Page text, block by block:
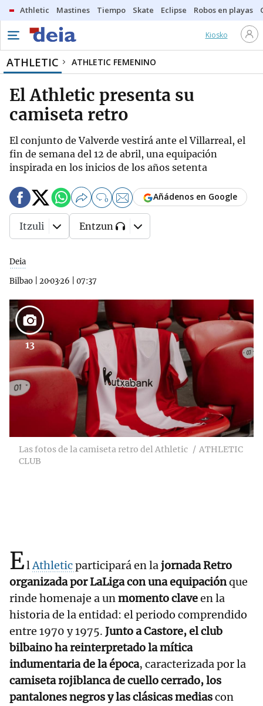
Athletic Mastines Tiempo Skate Eclipse Robos en playas
Kiosko
ATHLETIC ATHLETIC FEMENINO
El Athletic presenta su
camiseta retro
El conjunto de Valverde vestirá ante el Villarreal, el
fin de semana del 12 de abril, una equipación
inspirada en los inicios de los años setenta
Deia
Bilbao
20·03·26 07:37
0 Añádenos en Google
Itzuli Entzun
13
Las fotos de la camiseta retro del Athletic
ATHLETIC
CLUB
ElAthleticparticipará en lajornada Retro
organizada por LaLiga con una equipaciónque
rinde homenaje a unmomento claveen la
historia de la entidad: el periodo comprendido
entre 1970 y 1975. Junto a Castore, el club
bilbaino ha reinterpretado la mítica
indumentaria de la época, caracterizada por la
camiseta rojiblanca de cuello cerrado, los
pantalones negros y las clásicas mediascon